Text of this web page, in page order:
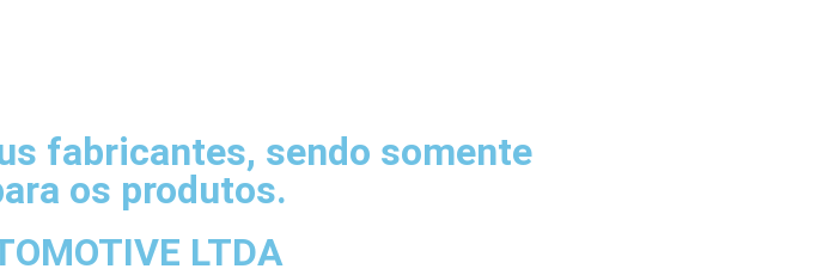
fabricantes, sendo somente
os produtos.
LTDA